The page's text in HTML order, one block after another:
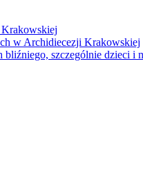
Krakowskiej
w Archidiecezji Krakowskiej
bliźniego, szczególnie dzieci